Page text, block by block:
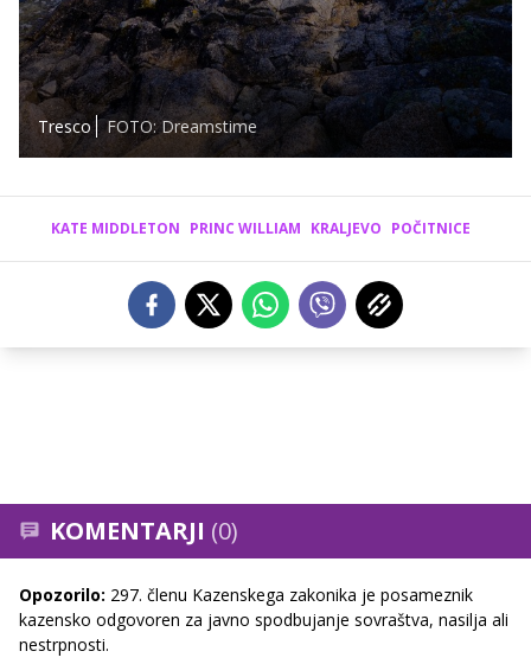
Tresco FOTO: Dreamstime
KATE MIDDLETON PRINC WILLIAM KRALJEVO POČITNICE
KOMENTARJI (0)
Opozorilo: 297. členu Kazenskega zakonika je posameznik
kazensko odgovoren za javno spodbujanje sovraštva, nasilja ali
nestrpnosti.